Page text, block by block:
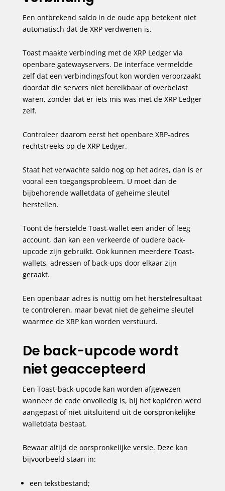
Een ontbrekend saldo in de oude app betekent niet
automatisch dat de XRP verdwenen is.
Toast maakte verbinding met de XRP Ledger via
openbare gatewayservers. De interface vermeldde
zelf dat een verbindingsfout kon worden veroorzaakt
doordat die servers niet bereikbaar of overbelast
waren, zonder dat er iets mis was met de XRP Ledger
zelf.
Controleer daarom eerst het openbare XRP-adres
rechtstreeks op de XRP Ledger.
Staat het verwachte saldo nog op het adres, dan is er
vooral een toegangsprobleem. U moet dan de
bijbehorende walletdata of geheime sleutel
herstellen.
Toont de herstelde Toast-wallet een ander of leeg
account, dan kan een verkeerde of oudere back-
upcode zijn gebruikt. Ook kunnen meerdere Toast-
wallets, adressen of back-ups door elkaar zijn
geraakt.
Een openbaar adres is nuttig om het herstelresultaat
te controleren, maar bevat niet de geheime sleutel
waarmee de XRP kan worden verstuurd.
De back-upcode wordt
niet geaccepteerd
Een Toast-back-upcode kan worden afgewezen
wanneer de code onvolledig is, bij het kopiëren werd
aangepast of niet uitsluitend uit de oorspronkelijke
walletdata bestaat.
Bewaar altijd de oorspronkelijke versie. Deze kan
bijvoorbeeld staan in:
een tekstbestand;